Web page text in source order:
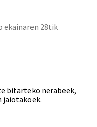
ekainaren 28tik
bitarteko nerabeek,
jaiotakoek.